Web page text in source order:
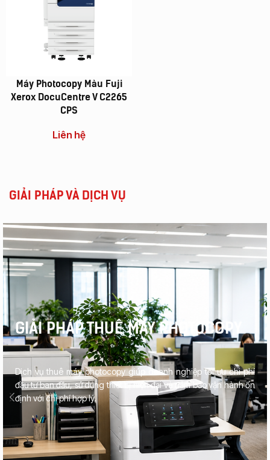
Máy Photocopy Màu Fuji
Xerox DocuCentre V C2265
CPS
Liên hệ
GIẢI PHÁP VÀ DỊCH VỤ
GIẢI PHÁP THUÊ MÁY PHOTOCOPY
Dịch vụ thuê máy photocopy giúp doanh nghiệp tối ưu chi phí
đầu tư ban đầu, sử dụng thiết bị hiện đại và đảm bảo vận hành ổn
định với chi phí hợp lý.